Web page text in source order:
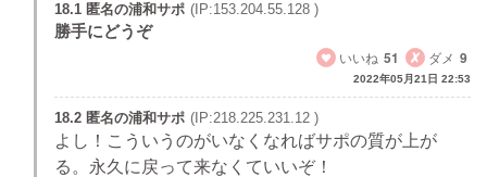
18.1 匿名の浦和サポ (IP:153.204.55.128 )
勝手にどうぞ
いいね 51 ダメ 9
2022年05月21日 22:53
18.2 匿名の浦和サポ (IP:218.225.231.12 )
よし！こういうのがいなくなればサポの質が上が
る。永久に戻って来なくていいぞ！